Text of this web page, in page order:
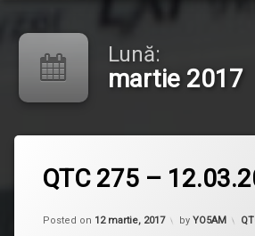
Lună:
martie 2017
QTC 275 –
Posted on 12 martie, 2017 by YO5AM
un
comentariu
QTC